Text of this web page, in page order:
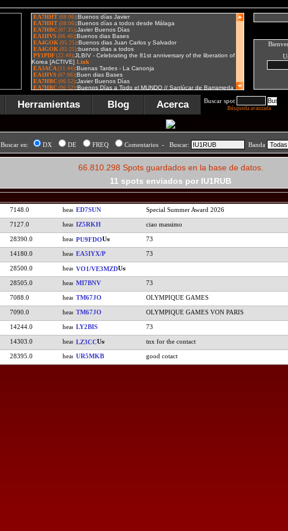
Herramientas Blog Acerca Buscar spot
Búsqueda avanzada
Buscar en: DX DE FREQ Comentarios - Buscar: Banda
66.810.298 Spots guardados en la base de datos.
11 spots enviados por IU1RUB
7148.0 ED7SUN Special Summer Award 2026
7127.0 IZ5RKH ciao massimo
28390.0 PU9FDO 73
14180.0 EA5IYX/P 73
28500.0 VO1/VE3MZD
28505.0 MI7BNV 73
7088.0 TM67JO OLYMPIQUE GAMES
7090.0 TM67JO OLYMPIQUE GAMES VON PARIS
14244.0 LY2BIS 73
14303.0 LZ3CC tnx for the contact
28395.0 UR5MKB good cotact